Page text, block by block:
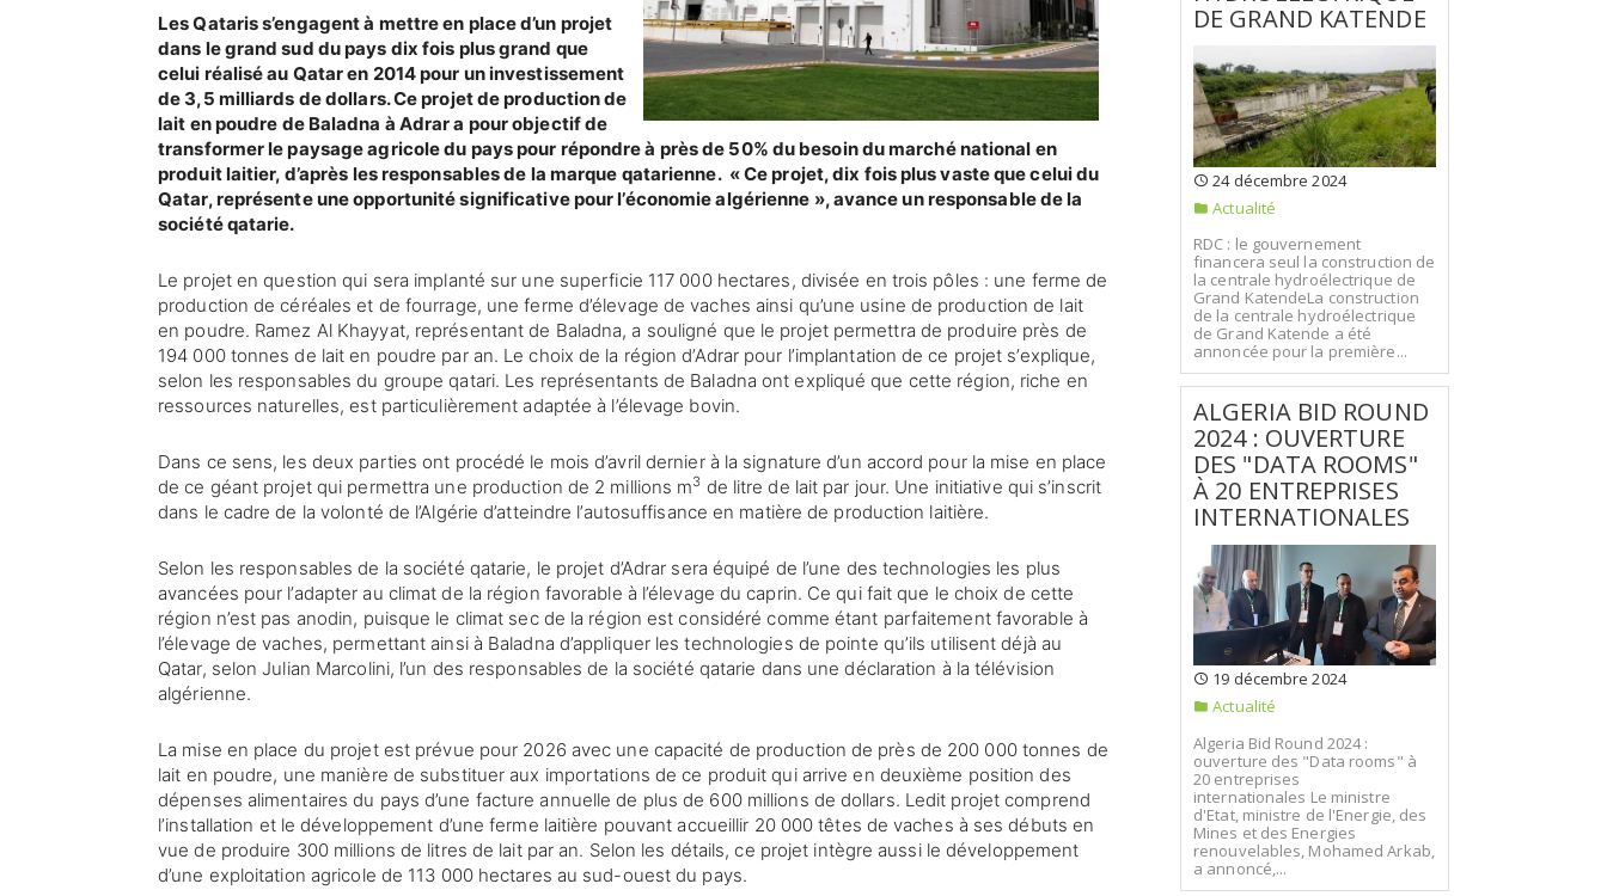
Les Qataris s’engagent à mettre en place d’un projet
dans le grand sud du pays dix fois plus grand que
celui réalisé au Qatar en 2014 pour un investissement
de 3,5 milliards de dollars. Ce projet de production de
lait en poudre de Baladna à Adrar a pour objectif de
transformer le paysage agricole du pays pour répondre à près de 50% du besoin du marché national en
produit laitier, d’après les responsables de la marque qatarienne. « Ce projet, dix fois plus vaste que celui du
Qatar, représente une opportunité significative pour l’économie algérienne », avance un responsable de la
société qatarie.
Le projet en question qui sera implanté sur une superficie 117 000 hectares, divisée en trois pôles : une ferme de
production de céréales et de fourrage, une ferme d’élevage de vaches ainsi qu’une usine de production de lait
en poudre. Ramez Al Khayyat, représentant de Baladna, a souligné que le projet permettra de produire près de
194 000 tonnes de lait en poudre par an. Le choix de la région d’Adrar pour l’implantation de ce projet s’explique,
selon les responsables du groupe qatari. Les représentants de Baladna ont expliqué que cette région, riche en
ressources naturelles, est particulièrement adaptée à l’élevage bovin.
Dans ce sens, les deux parties ont procédé le mois d’avril dernier à la signature d’un accord pour la mise en place
de ce géant projet qui permettra une production de 2 millions m3 de litre de lait par jour. Une initiative qui s’inscrit
dans le cadre de la volonté de l’Algérie d’atteindre l’autosuffisance en matière de production laitière.
Selon les responsables de la société qatarie, le projet d’Adrar sera équipé de l’une des technologies les plus
avancées pour l’adapter au climat de la région favorable à l’élevage du caprin. Ce qui fait que le choix de cette
région n’est pas anodin, puisque le climat sec de la région est considéré comme étant parfaitement favorable à
l’élevage de vaches, permettant ainsi à Baladna d’appliquer les technologies de pointe qu’ils utilisent déjà au
Qatar, selon Julian Marcolini, l’un des responsables de la société qatarie dans une déclaration à la télévision
algérienne.
La mise en place du projet est prévue pour 2026 avec une capacité de production de près de 200 000 tonnes de
lait en poudre, une manière de substituer aux importations de ce produit qui arrive en deuxième position des
dépenses alimentaires du pays d’une facture annuelle de plus de 600 millions de dollars. Ledit projet comprend
l’installation et le développement d’une ferme laitière pouvant accueillir 20 000 têtes de vaches à ses débuts en
vue de produire 300 millions de litres de lait par an. Selon les détails, ce projet intègre aussi le développement
d’une exploitation agricole de 113 000 hectares au sud-ouest du pays.
DE GRAND KATENDE
24 décembre 2024
Actualité
RDC : le gouvernement
financera seul la construction de
la centrale hydroélectrique de
Grand KatendeLa construction
de la centrale hydroélectrique
de Grand Katende a été
annoncée pour la première...
ALGERIA BID ROUND
2024 : OUVERTURE
DES "DATA ROOMS"
À 20 ENTREPRISES
INTERNATIONALES
19 décembre 2024
Actualité
Algeria Bid Round 2024 :
ouverture des "Data rooms" à
20 entreprises
internationales Le ministre
d'Etat, ministre de l'Energie, des
Mines et des Energies
renouvelables, Mohamed Arkab,
a annoncé,...